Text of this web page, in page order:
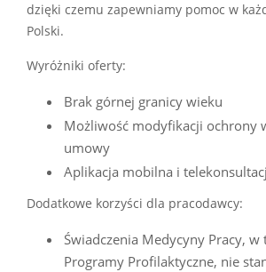
dzięki czemu zapewniamy pomoc w
Polski.
Wyróżniki oferty:
Brak górnej granicy wieku
Możliwość modyfikacji ochrony
umowy
Aplikacja mobilna i
Dodatkowe korzyści dla pracodawcy:
Świadczenia Medycyny Pracy,
Programy Profilaktyczne, nie